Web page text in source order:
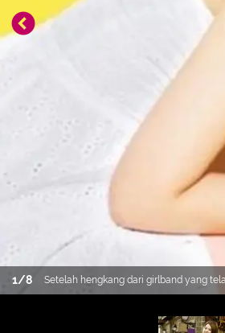
1/8
Setelah hengkang dari girlband yang
memutuskan hengkang Sulli selalu